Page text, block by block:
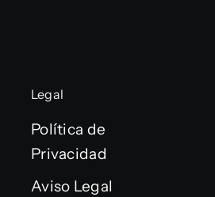
Legal
Política de
Privacidad
Aviso Legal